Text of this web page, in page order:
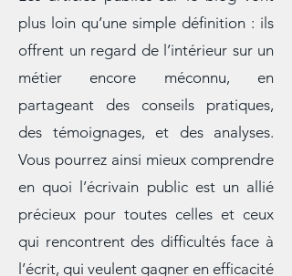
Les articles publiés sur le blog vont
plus loin qu’une simple définition : ils
offrent un regard de l’intérieur sur un
métier encore méconnu, en
partageant des conseils pratiques,
des témoignages, et des analyses.
Vous pourrez ainsi mieux comprendre
en quoi l’écrivain public est un allié
précieux pour toutes celles et ceux